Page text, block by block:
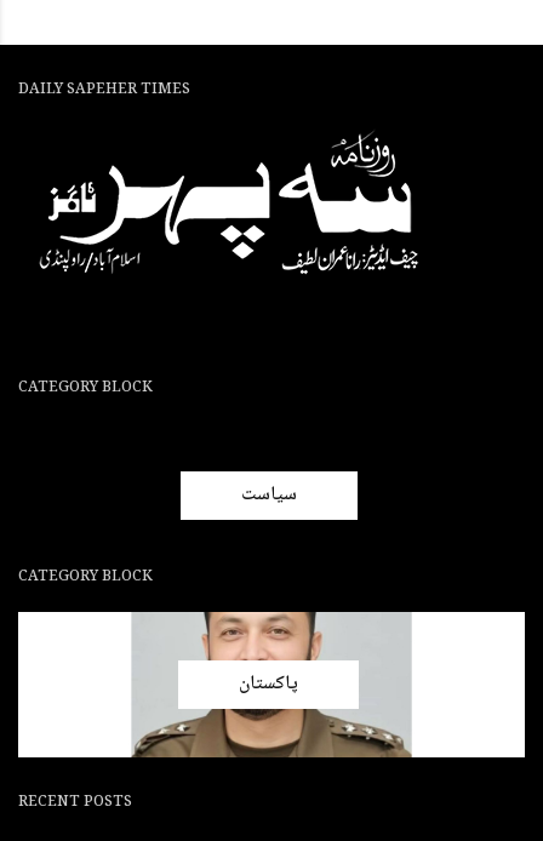
DAILY SAPEHER TIMES
CATEGORY BLOCK
سیاست
CATEGORY BLOCK
پاکستان
RECENT POSTS